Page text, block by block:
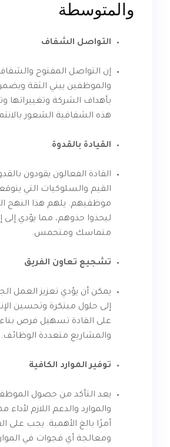
والمتوسطة
التواصل الشفاف
إن التواصل المفتوح
والموظفين يبني الثقة
بأهداف الشركة وتغييراتها
هذه الشفافية الشعور
القيادة بالقدوة
القادة الفعالون يقودون
القيم والسلوكيات التي
موظفيهم. يلهم هذا النهج
ليحذوا حذوهم، مما يؤدي إلى
متماسك ومتحمس.
تشجيع تعاون الفريق
يمكن أن يؤدي تعزيز العمل
إلى حلول مبتكرة وتحسين
على القادة تسهيل فرص بناء
والمشاريع متعددة الوظائف.
توفير الموارد الكافية
يعد التأكد من حصول
والموارد والدعم اللازم
أمرًا بالغ الأهمية. يجب على
ومعالجة أي فجوات في